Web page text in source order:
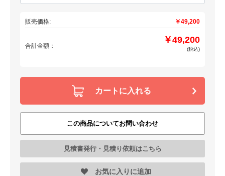
販売価格: ￥49,200
合計金額：
￥49,200
(税込)
カートに入れる
この商品についてお問い合わせ
見積書発行・見積り依頼はこちら
お気に入りに追加